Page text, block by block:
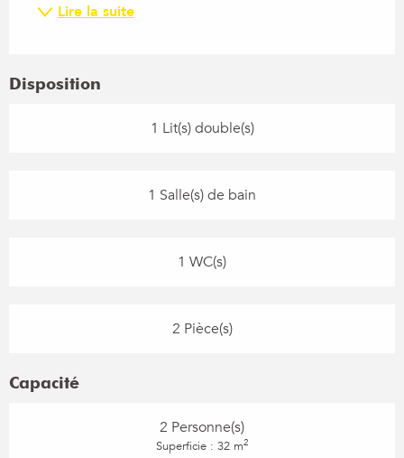
Lire la suite
Disposition
1 Lit(s) double(s)
1 Salle(s) de bain
1 WC(s)
2 Pièce(s)
Capacité
2 Personne(s)
Superficie : 32 m2